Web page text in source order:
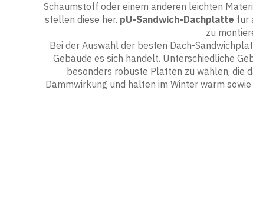
Schaumstoff oder einem anderen leichten
stellen diese her. pU-Sandwich-Dachplatte für
zu
Bei der Auswahl der besten Dach-
Gebäude es sich handelt. Unterschiedliche
besonders robuste Platten zu wählen, die
Dämmwirkung und halten im Winter warm